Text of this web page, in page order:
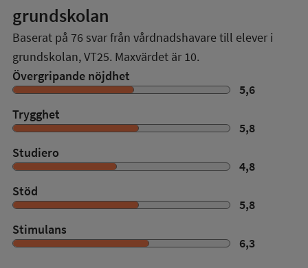
grundskolan
Baserat på 76 svar från vårdnadshavare till elever i
grundskolan,VT25. Maxvärdet är 10.
Övergripande nöjdhet
5,6
Trygghet
5,8
Studiero
4,8
Stöd
5,8
Stimulans
6,3